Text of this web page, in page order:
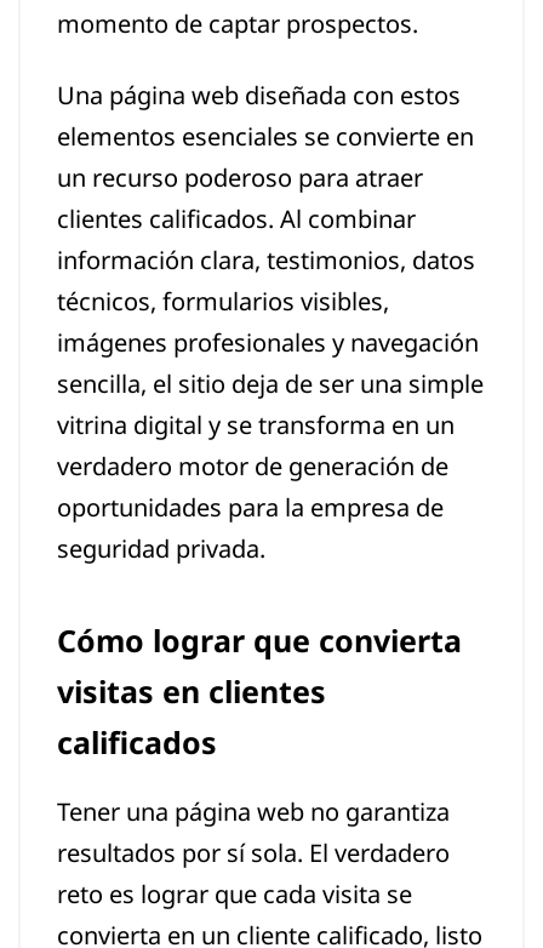
momento de captar prospectos.
Una página web diseñada con estos
elementos esenciales se convierte en
un recurso poderoso para atraer
clientes calificados. Al combinar
información clara, testimonios, datos
técnicos, formularios visibles,
imágenes profesionales y navegación
sencilla, el sitio deja de ser una simple
vitrina digital y se transforma en un
verdadero motor de generación de
oportunidades para la empresa de
seguridad privada.
Cómo lograr que convierta
visitas en clientes
calificados
Tener una página web no garantiza
resultados por sí sola. El verdadero
reto es lograr que cada visita se
convierta en un cliente calificado, listo